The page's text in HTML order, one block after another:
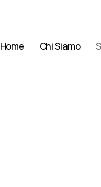
Home Chi Siamo